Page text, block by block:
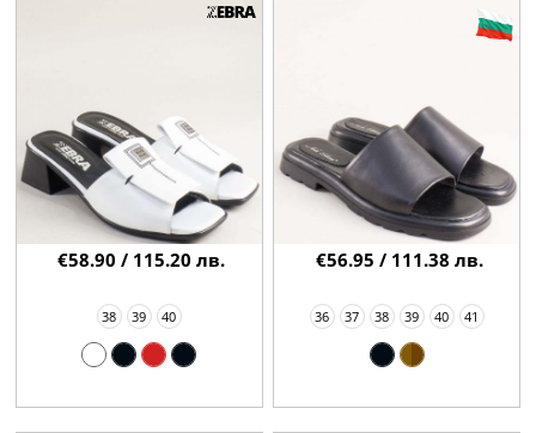
38 39 40
€58.90 / 115.20 лв.
36 37 38 39 40 41
€56.95 / 111.38 лв.